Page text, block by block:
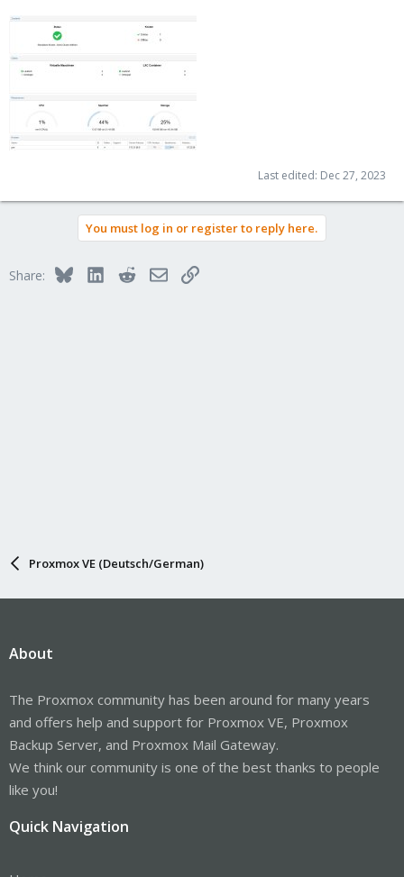
Last edited: Dec 27, 2023
You must log in or register to reply here.
Share: BlueskyLinkedInRedditEmailLink
Proxmox VE (Deutsch/German)
About
The Proxmox community has been around for many years
and offers help and support for Proxmox VE, Proxmox
Backup Server, and Proxmox Mail Gateway.
We think our community is one of the best thanks to people
like you!
Quick Navigation